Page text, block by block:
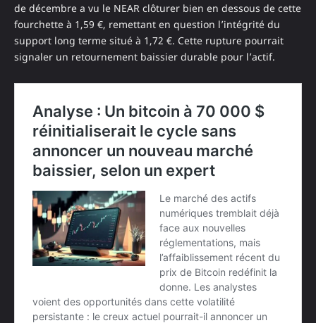
de décembre a vu le NEAR clôturer bien en dessous de cette
fourchette à 1,59 €, remettant en question l’intégrité du
support long terme situé à 1,72 €. Cette rupture pourrait
signaler un retournement baissier durable pour l’actif.